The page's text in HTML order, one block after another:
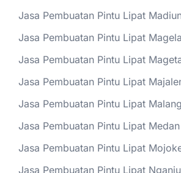
Jasa Pembuatan Pintu Lipat
Jasa Pembuatan Pintu Lipat
Jasa Pembuatan Pintu Lipat
Jasa Pembuatan Pintu Lipat
Jasa Pembuatan Pintu Lipat Malang
Jasa Pembuatan Pintu Lipat Medan
Jasa Pembuatan Pintu Lipat
Jasa Pembuatan Pintu Lipat